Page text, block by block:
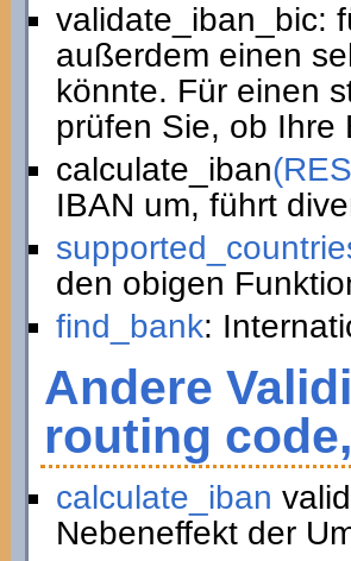
validate_iban_bic:
außerdem einen
könnte. Für einen
prüfen Sie, ob Ihre
calculate_iban
IBAN um, führt
den obigen
find_bank:
Andere
routing
calculate_iban
Nebeneffekt der